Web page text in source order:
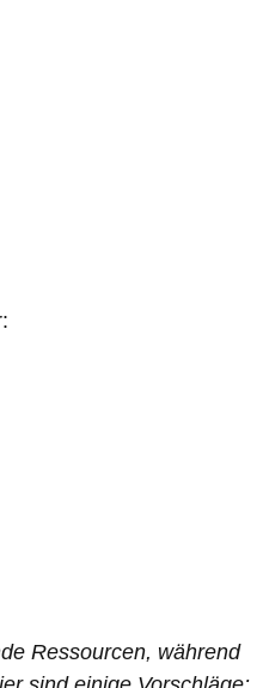
Ressourcen, während